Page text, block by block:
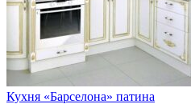
Кухня «Барселона» патина